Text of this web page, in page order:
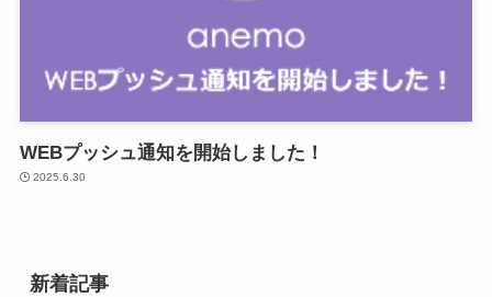
WEBプッシュ通知を開始しました！
2025.6.30
新着記事